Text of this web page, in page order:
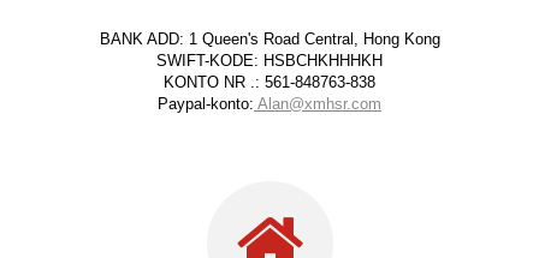
BANK ADD: 1 Queen's Road Central, Hong Kong
SWIFT-KODE: HSBCHKHHHKH
KONTO NR .: 561-848763-838
Paypal-konto: Alan@xmhsr.com